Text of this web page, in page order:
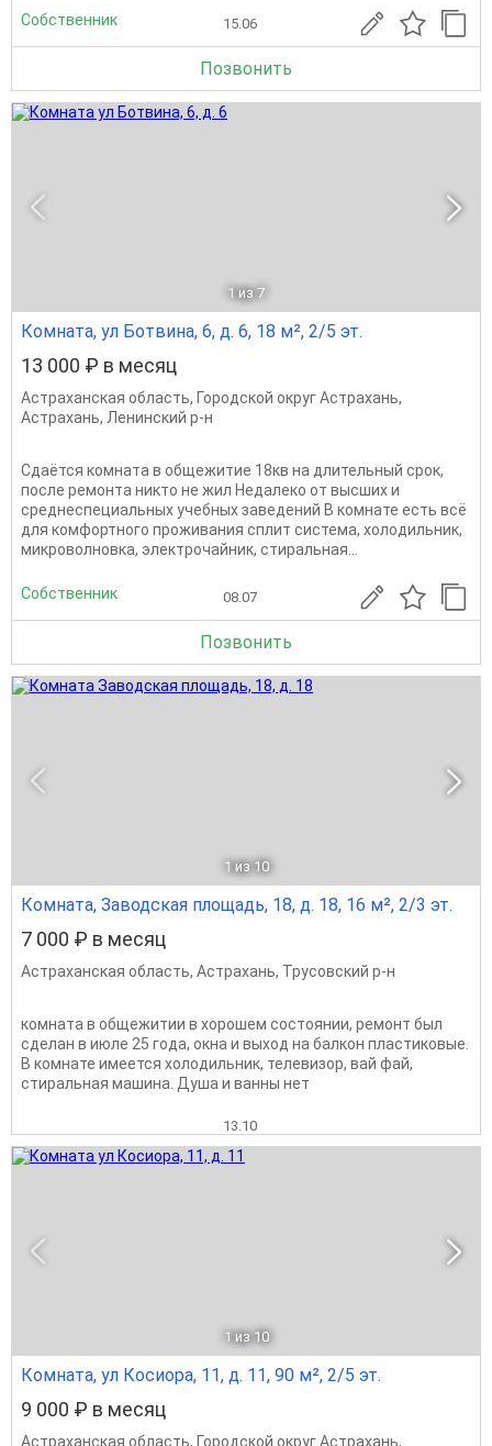
Собственник 15.06
Позвонить
1 из 7
Комната, ул Ботвина, 6, д. 6, 18 м², 2/5 эт.
13 000 ₽ в месяц
Астраханская область, Городской округ Астрахань,
Астрахань, Ленинский р-н
Сдаётся комната в общежитие 18кв на длительный срок,
после ремонта никто не жил Недалеко от высших и
среднеспециальных учебных заведений В комнате есть всё
для комфортного проживания сплит система, холодильник,
микроволновка, электрочайник, стиральная...
Собственник 08.07
Позвонить
1 из 10
Комната, Заводская площадь, 18, д. 18, 16 м², 2/3 эт.
7 000 ₽ в месяц
Астраханская область, Астрахань, Трусовский р-н
комната в общежитии в хорошем состоянии, ремонт был
сделан в июле 25 года, окна и выход на балкон пластиковые.
В комнате имеется холодильник, телевизор, вай фай,
стиральная машина. Душа и ванны нет
13.10
1 из 10
Комната, ул Косиора, 11, д. 11, 90 м², 2/5 эт.
9 000 ₽ в месяц
Астраханская область, Городской округ Астрахань,